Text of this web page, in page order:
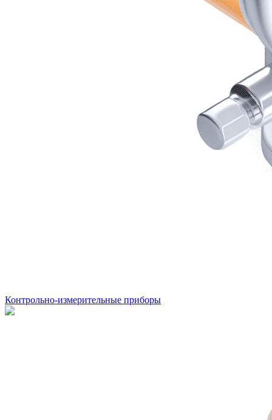
Контрольно-измерительные приборы